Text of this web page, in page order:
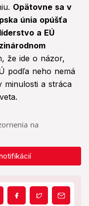
Opätovne sa v
únia opúšťa
a EÚ
že ide o názor,
podľa neho nemá
a stráca
na